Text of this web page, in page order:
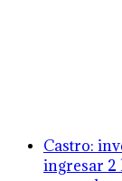
Castro:
ingresar 2